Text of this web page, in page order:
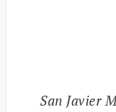
📍San Javier